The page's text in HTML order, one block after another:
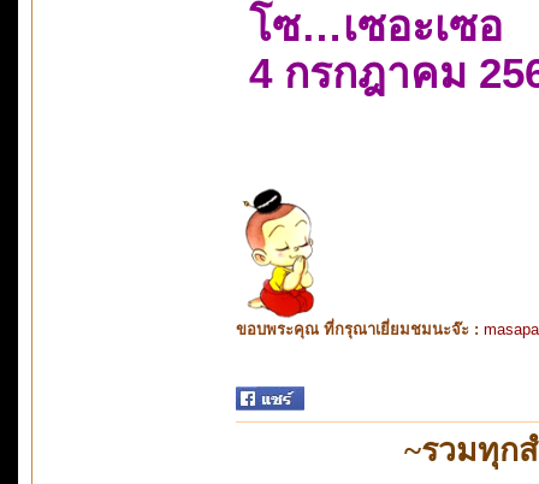
โซ…เซอะเซอ
4 กรกฎาคม
ขอบพระคุณ ที่กรุณาเยี่ยมชมนะจ๊ะ :
~รวมทุก